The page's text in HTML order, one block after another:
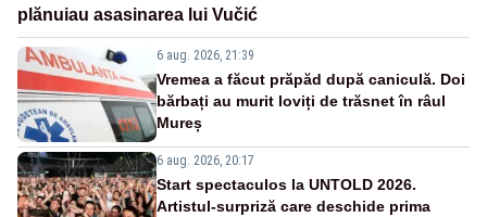
plănuiau asasinarea lui Vučić
6 aug. 2026, 21:39
Vremea a făcut prăpăd după caniculă. Doi
bărbați au murit loviți de trăsnet în râul
Mureș
6 aug. 2026, 20:17
Start spectaculos la UNTOLD 2026.
Artistul-surpriză care deschide prima